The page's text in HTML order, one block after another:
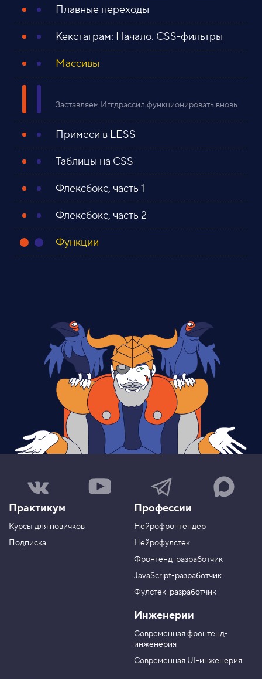
Плавные переходы
Кекстаграм: Начало. CSS-фильтры
Массивы
Заставляем Иггдрассил функционировать вновь
Примеси в LESS
Таблицы на CSS
Флексбокс, часть 1
Флексбокс, часть 2
Функции
а
а
р
у
Н
а
а
к
н
а
в
e
e
r
a
m
Н
а
ш
в
A
Практикум
Курсы для новичков
Подписка
Профессии
Нейрофронтендер
Нейрофулстек
Фронтенд-разработчик
JavaScript-разработчик
Фулстек-разработчик
Инженерии
Современная фронтенд-
инженерия
Современная UI-инженерия